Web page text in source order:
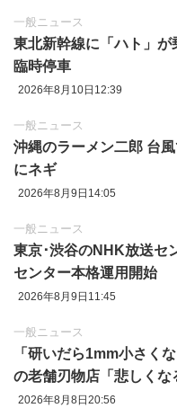
一般ニュース
東北新幹線に「ハト」
臨時停車
2026年8月10日12:39
一般ニュース
沖縄のラーメン二郎 台
にネギ
2026年8月9日14:05
一般ニュース
東京‪･‬渋谷のNHK放送セ
センター本格運用開始
2026年8月9日11:45
一般ニュース
「研いだら1mm小さく
の老舗刃物店「悲しくな
2026年8月8日20:56